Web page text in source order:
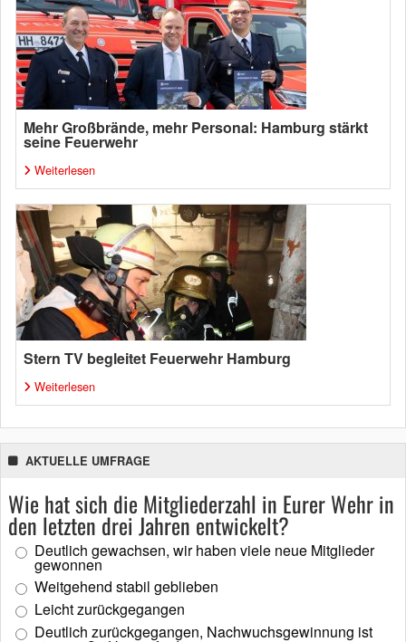
Mehr Großbrände, mehr Personal: Hamburg stärkt
seine Feuerwehr
Weiterlesen
Stern TV begleitet Feuerwehr Hamburg
Weiterlesen
AKTUELLE UMFRAGE
Wie hat sich die Mitgliederzahl in Eurer Wehr in
den letzten drei Jahren entwickelt?
Deutlich gewachsen, wir haben viele neue Mitglieder
gewonnen
Weitgehend stabil geblieben
Leicht zurückgegangen
Deutlich zurückgegangen, Nachwuchsgewinnung ist